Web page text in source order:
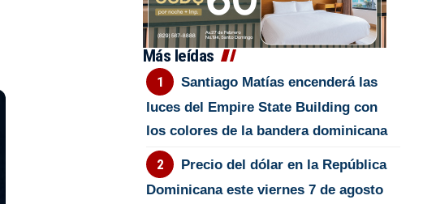
Más leídas
Santiago Matías encenderá las
luces del Empire State Building con
los colores de la bandera dominicana
Precio del dólar en la República
Dominicana este viernes 7 de agosto